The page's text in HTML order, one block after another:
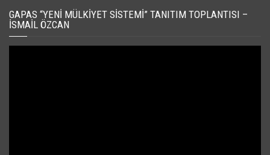
GAPAS “YENI MÜLKIYET SISTEMI” TANITIM TOPLANTISI –
İSMAIL ÖZCAN